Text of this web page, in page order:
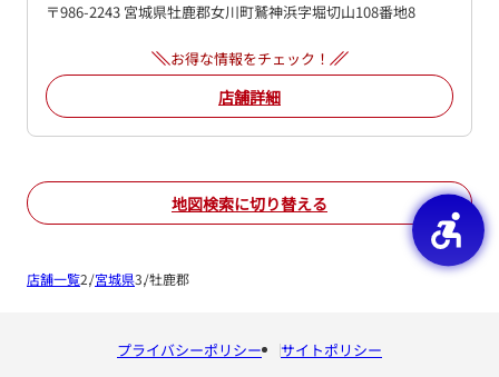
〒986-2243 宮城県牡鹿郡女川町鷲神浜字堀切山108番地8
お得な情報をチェック！
店舗詳細
地図検索に切り替える
店舗一覧 宮城県 牡鹿郡
プライバシーポリシー サイトポリシー